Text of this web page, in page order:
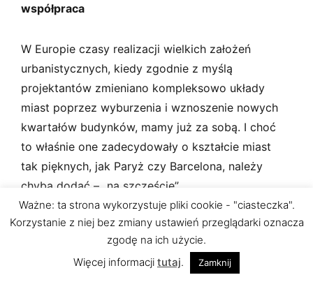
współpraca
W Europie czasy realizacji wielkich założeń
urbanistycznych, kiedy zgodnie z myślą
projektantów zmieniano kompleksowo układy
miast poprzez wyburzenia i wznoszenie nowych
kwartałów budynków, mamy już za sobą. I choć
to właśnie one zadecydowały o kształcie miast
tak pięknych, jak Paryż czy Barcelona, należy
chyba dodać – „na szczęście”.
Dziś „świętym Graalem” wszystkich wysoko
zurbanizowanych obszarów na Starym
Kontynencie jest pytanie o to, jak w ramach
Ważne: ta strona wykorzystuje pliki cookie - "ciasteczka".
Korzystanie z niej bez zmiany ustawień przeglądarki oznacza
zgodę na ich użycie.
Więcej informacji tutaj. Zamknij